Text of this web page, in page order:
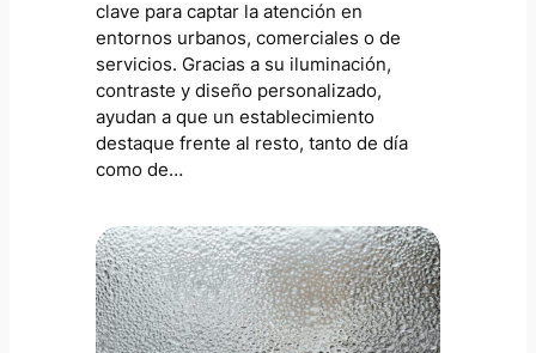
clave para captar la atención en
entornos urbanos, comerciales o de
servicios. Gracias a su iluminación,
contraste y diseño personalizado,
ayudan a que un establecimiento
destaque frente al resto, tanto de día
como de…